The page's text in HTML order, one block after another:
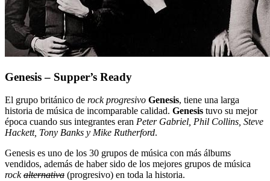
Genesis – Supper’s Ready
El grupo británico de rock progresivo Genesis, tiene una larga
historia de música de incomparable calidad. Genesis tuvo su mejor
época cuando sus integrantes eran Peter Gabriel, Phil Collins, Steve
Hackett, Tony Banks y Mike Rutherford.
Genesis es uno de los 30 grupos de música con más álbums
vendidos, además de haber sido de los mejores grupos de música
rockalternativa (progresivo) en toda la historia.